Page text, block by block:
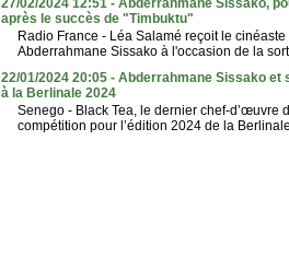
27/02/2024 12:51 - Abderrahmane Sissako,
après le succès de "Timbuktu"
Radio France - Léa Salamé reçoit le
Abderrahmane Sissako à l'occasion de la
22/01/2024 20:05 - Abderrahmane Sissako
à la Berlinale 2024
Senego - Black Tea, le dernier chef-d’œuvre
compétition pour l’édition 2024 de la